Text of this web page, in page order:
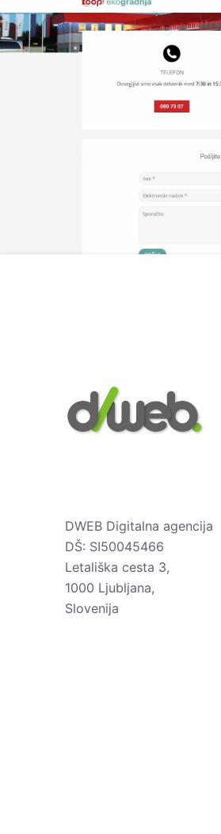
DWEB Digitalna agencija
DŠ: SI50045466
Letališka cesta 3,
1000 Ljubljana,
Slovenija